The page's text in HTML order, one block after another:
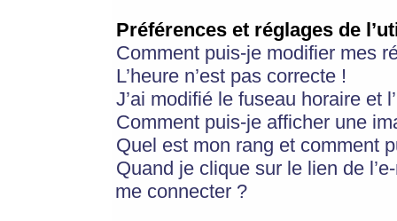
Préférences et réglages de
Comment puis-je modifier mes
L’heure n’est pas correcte !
J’ai modifié le fuseau horaire et
Comment puis-je afficher une
Quel est mon rang et comment
Quand je clique sur le lien de
me connecter ?